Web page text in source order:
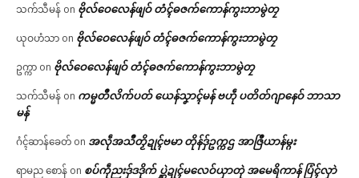
သက်သီမန် on ဗိုလ်ဝေလေန်ဖျဝ် တံၚ်ဓဇက်ကောန်ကွးဘာမွဲတၠ
ယုဝဟံသာ on ဗိုလ်ဝေလေန်ဖျဝ် တံၚ်ဓဇက်ကောန်ကွးဘာမွဲတၠ
ဥက္ကာ on ဗိုလ်ဝေလေန်ဖျဝ် တံၚ်ဓဇက်ကောန်ကွးဘာမွဲတၠ
သက်သီမန် on ကမ္မတဳလိက်ပတ် ယေန်သၞာၚ်မန် ဗဟဵု ပတိတ်ဂျာနေဝ် ဘာသာ
မန်
ဂံၚ်ဆာန်ခေတ် on အလဵုအသဳတၟိဍုၚ်ဗမာ တိုန်ဒှ်ဥက္ကဌ အာဇြဳယာန်မ္ဂး
ရာမည စောန် on စပ်ကဵုညးဒှ်ဒဒိုက် ပ္ဋဲဍုၚ်မလေဝ်ယှာတုဲ အမေရိကာန် ပြံၚ်လှာဲ